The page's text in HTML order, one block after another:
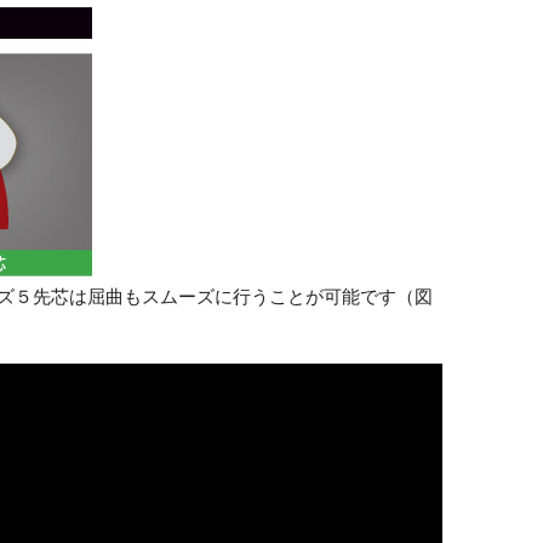
５先芯は屈曲もスムーズに行うことが可能です（図